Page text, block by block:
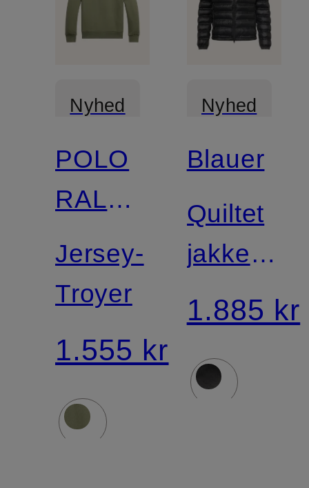
Nyhed
Certificeret
POLO
RALPH
LAUREN
Jersey-
Troyer
1.555 kr
Nyhed
Blauer
Quiltet
jakke
1.885 kr